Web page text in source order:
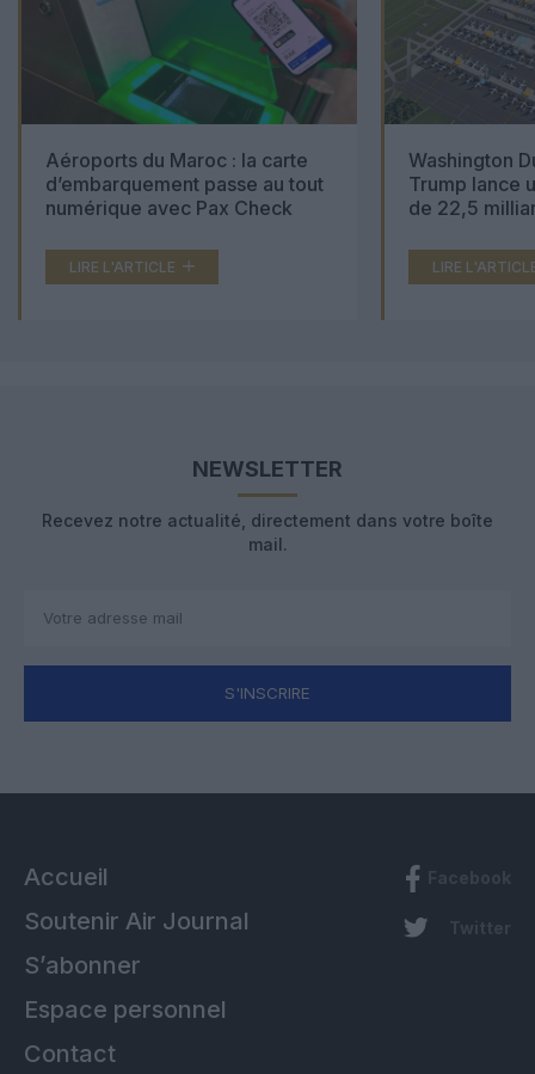
Aéroports du Maroc : la carte
d’embarquement passe au tout
numérique avec Pax Check
LIRE L'ARTICLE
Washington
Trump lance
de 22,5
LIRE
NEWSLETTER
Recevez notre actualité, directement dans votre boîte
mail.
S'INSCRIRE
Accueil
Soutenir Air Journal
S’abonner
Espace personnel
Contact